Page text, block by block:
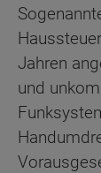
Jahren
und